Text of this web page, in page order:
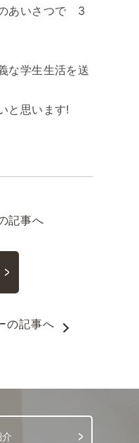
あいさつで 3
な学生生活を送
と思います!
記事へ
の記事へ
介